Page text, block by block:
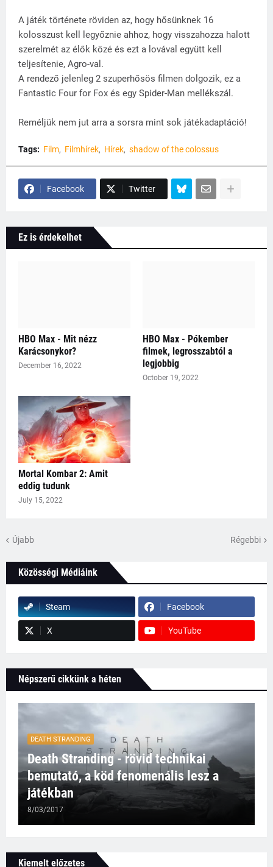
A játék története röviden az, hogy hősünknek 16
kolosszust kell legyőznie ahhoz, hogy visszahozza halott
szerelmét az élők közé és ezt a lovával együtt kell
teljesítenie, Agro-val.
A rendező jelenleg 2 szuperhősös filmen dolgozik, ez a
Fantastic Four for Fox és egy Spider-Man mellékszál.
Reméljük nem jut arra a sorsra mint sok játékadaptáció!
Tags: Film Filmhírek Hírek shadow of the colossus
Facebook Twitter
Ez is érdekelhet
HBO Max - Mit nézz
Karácsonykor?
December 16, 2022
HBO Max - Pókember
filmek, legrosszabtól a
legjobbig
October 19, 2022
Mortal Kombar 2: Amit
eddig tudunk
July 15, 2022
Újabb Régebbi
Közösségi Médiáink
Steam Facebook
X YouTube
Népszerű cikkünk a héten
DEATH STRANDING
Death Stranding - rövid technikai
bemutató, a köd fenomenális lesz a
játékban
8/03/2017
Kiemelt előzetes